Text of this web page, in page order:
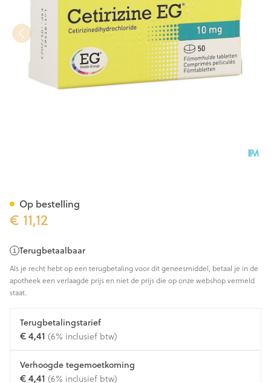
€ 11,12
Terugbetaalbaar
Als je recht hebt op een terugbetaling voor dit geneesmiddel, betaal je in de
apotheek een verlaagde prijs en niet de prijs die op onze webshop vermeld
staat.
Terugbetalingstarief
€ 4,41 (6% inclusief btw)
Verhoogde tegemoetkoming
€ 4,41 (6% inclusief btw)
Op bestelling